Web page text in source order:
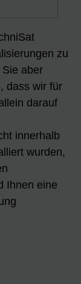
zu
aber
dass wir für
darauf
innerhalb
wurden,
Ihnen eine